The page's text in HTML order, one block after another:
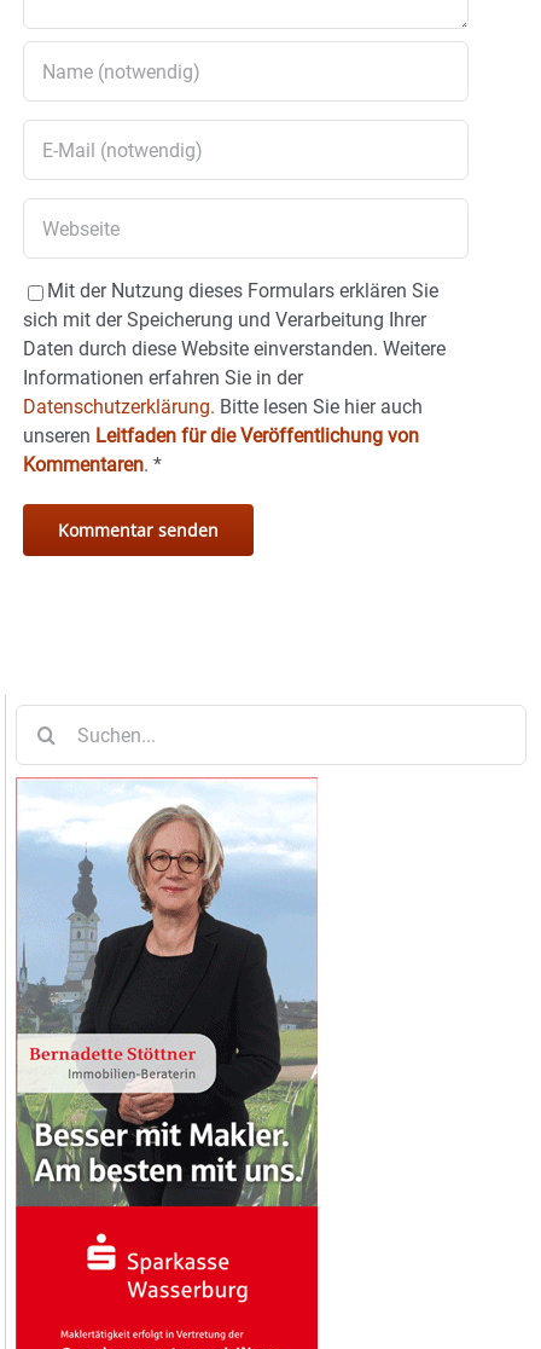
Mit der Nutzung dieses Formulars erklären Sie
sich mit der Speicherung und Verarbeitung Ihrer
Daten durch diese Website einverstanden. Weitere
Informationen erfahren Sie in der
Datenschutzerklärung. Bitte lesen Sie hier auch
unseren Leitfaden für die Veröffentlichung von
Kommentaren. *
nach: